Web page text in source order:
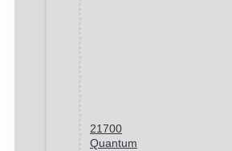
21700
Quantum